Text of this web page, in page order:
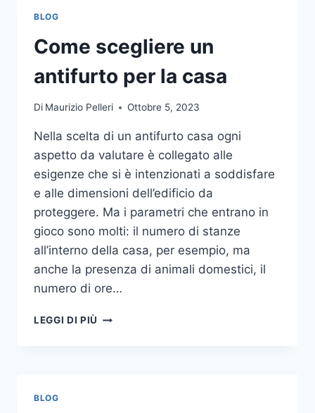
A
UNA
TIPOGRAFIA
ECCO
SCEGLIERE
BLOG
Come scegliere un
antifurto per la casa
Di Maurizio Pelleri Ottobre 5, 2023
Nella scelta di un antifurto casa ogni
aspetto da valutare è collegato alle
esigenze che si è intenzionati a soddisfare
e alle dimensioni dell’edificio da
proteggere. Ma i parametri che entrano in
gioco sono molti: il numero di stanze
all’interno della casa, per esempio, ma
anche la presenza di animali domestici, il
numero di ore…
LEGGI DI PIÙ COME
BLOG